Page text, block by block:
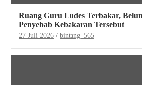
Ruang Guru Ludes Terbakar,
Penyebab Kebakaran Tersebut
27 Juli 2026 bintang_565